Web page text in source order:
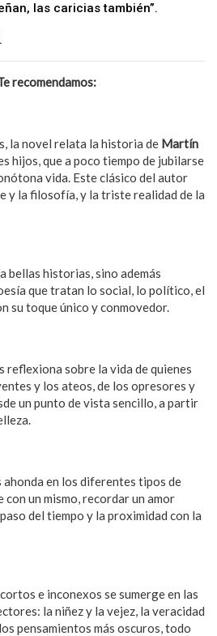
las caricias también”.
.
recomendamos:
la novel relata la historia de Martín
hijos, que a poco tiempo de jubilarse
vida. Este clásico del autor
y la filosofía, y la triste realidad de la
bellas historias, sino además
que tratan lo social, lo político, el
su toque único y conmovedor.
reflexiona sobre la vida de quienes
y los ateos, de los opresores y
un punto de vista sencillo, a partir
en los diferentes tipos de
un mismo, recordar un amor
del tiempo y la proximidad con la
e inconexos se sumerge en las
la niñez y la vejez, la veracidad
pensamientos más oscuros, todo